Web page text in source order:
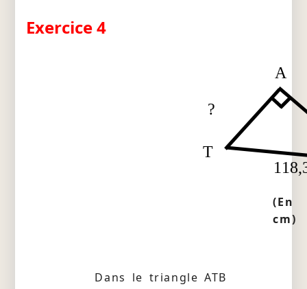
Exercice 4
A
T
?
(En
cm)
Dans le triangle ATB